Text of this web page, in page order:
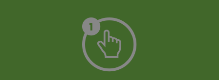
10 projektów małej